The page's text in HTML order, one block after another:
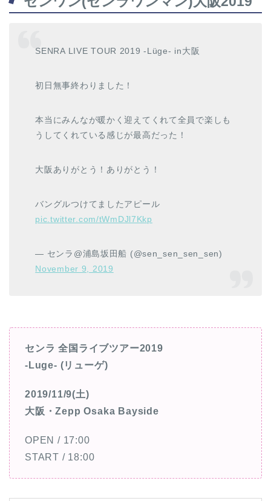
SENRA LIVE TOUR 2019 -Lüge- in大阪
初日無事終わりました！
本当にみんなが暖かく迎えてくれて全員で楽しも
うしてくれている感じが最高だった！
大阪ありがとう！ありがとう！
バングルつけてましたアピール
pic.twitter.com/tWmDJl7Kkp
— センラ@浦島坂田船 (@sen_sen_sen_sen)
November 9, 2019
センラ 全国ライブツアー2019
-Luge- (リューゲ)
2019/11/9(土)
大阪・Zepp Osaka Bayside
OPEN / 17:00
START / 18:00